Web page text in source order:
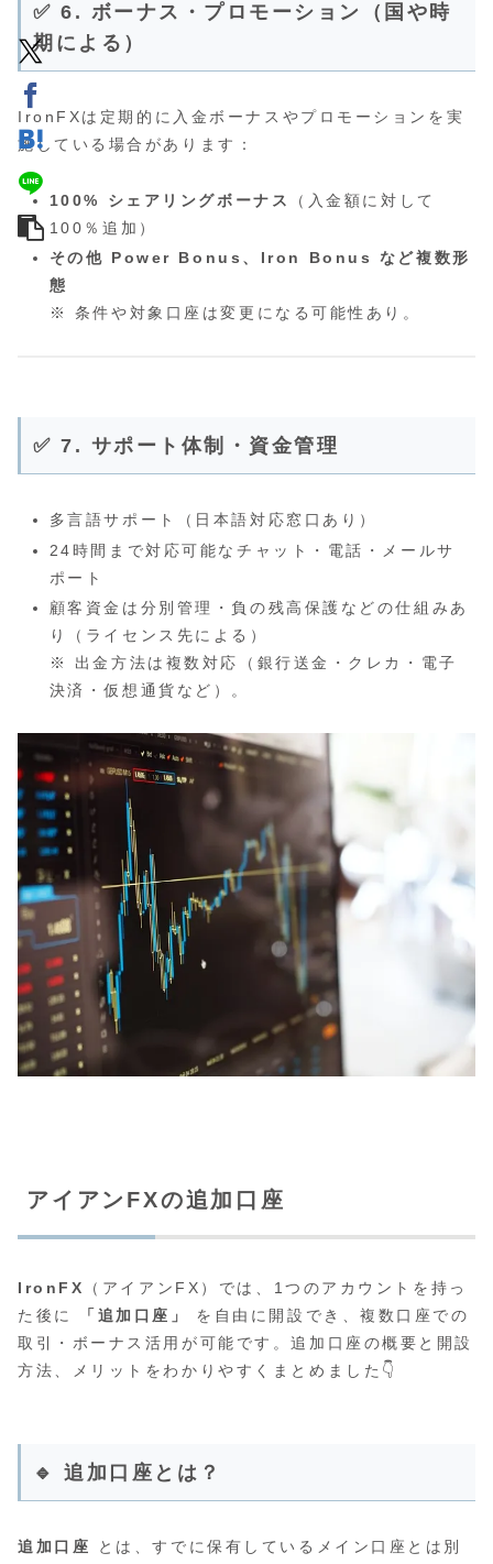
✅ 6. ボーナス・プロモーション（国や時
期による）
IronFXは定期的に入金ボーナスやプロモーションを実
施している場合があります：
100% シェアリングボーナス
（入金額に対して
100％追加）
その他 Power Bonus、Iron Bonus など複数形
態
※ 条件や対象口座は変更になる可能性あり。
✅ 7. サポート体制・資金管理
多言語サポート（日本語対応窓口あり）
24時間まで対応可能なチャット・電話・メールサ
ポート
顧客資金は分別管理・負の残高保護などの仕組みあ
り（ライセンス先による）
※ 出金方法は複数対応（銀行送金・クレカ・電子
決済・仮想通貨など）。
アイアンFXの追加口座
IronFX
（アイアンFX）では、1つのアカウントを持っ
た後に
「追加口座」
を自由に開設でき、複数口座での
取引・ボーナス活用が可能です。追加口座の概要と開設
方法、メリットをわかりやすくまとめました👇
🔹 追加口座とは？
追加口座 とは、すでに保有しているメイン口座とは別